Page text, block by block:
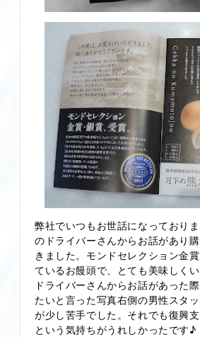
弊社でいつもお世話になっており
のドライバーさんからお話があり
きました。モンドセレクション金
ているお饅頭で、とても美味しくい
ドライバーさんからお話があった
たいと言った写真右側の男性スタ
が少し苦手でした。それでも復興
という気持ちがうれしかったです♪